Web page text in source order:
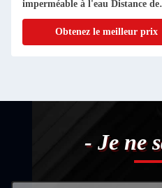
imperméable à l'eau Distance de
détection 10m
Obtenez le meilleur prix
- Je ne